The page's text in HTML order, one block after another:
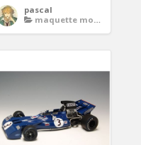
pascal
maquette moto gp